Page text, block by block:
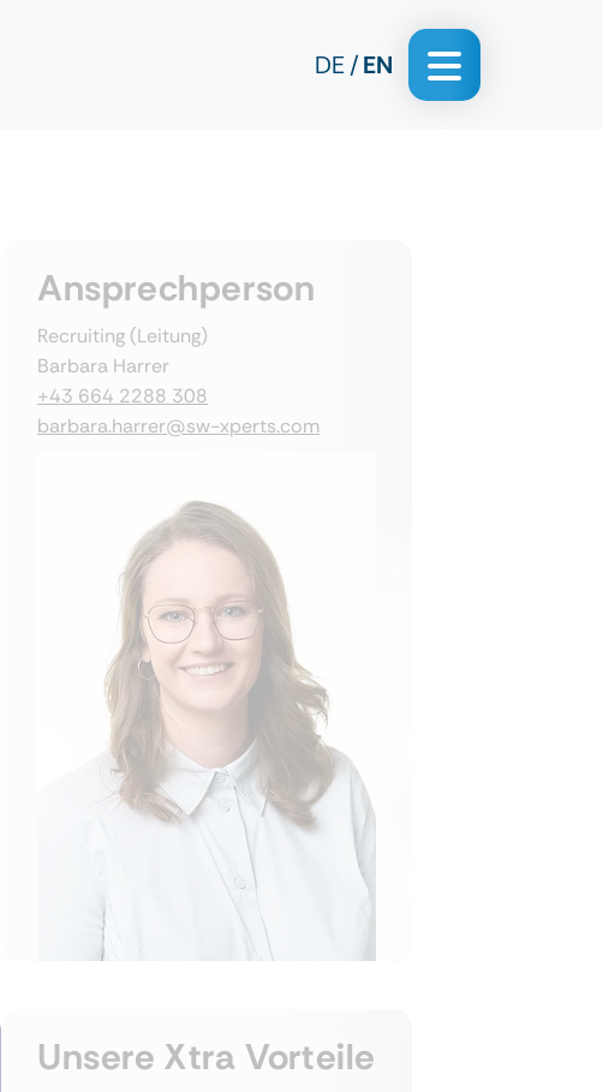
DE EN
Ansprechperson
Recruiting (Leitung)
Barbara Harrer
+43 664 2288 308
barbara.harrer@sw-xperts.com
Unsere Xtra Vorteile